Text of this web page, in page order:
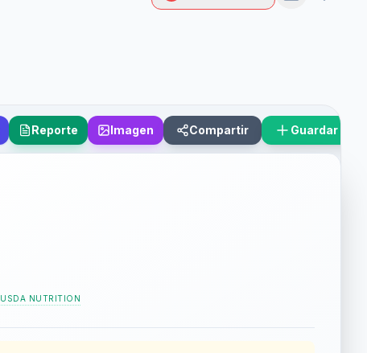
Reporte Imagen Compartir Guardar
USDA NUTRITION